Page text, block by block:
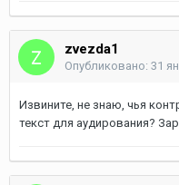
zvezda1
Опубликовано: 31
Извините, не знаю, чья
текст для аудирования?